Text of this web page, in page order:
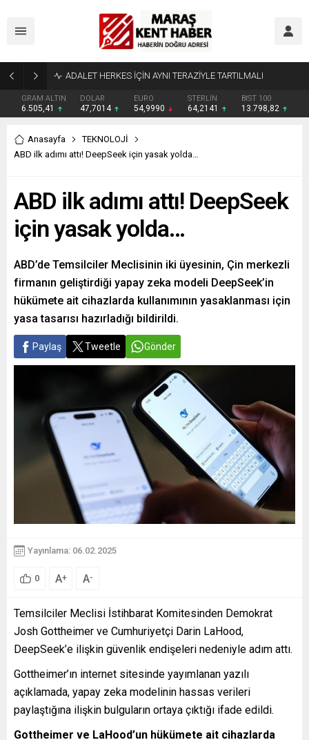
GRAM ALTIN
6.505,41
DOLAR
47,7014
EURO
54,9990
STERLİN
64,2141
BIST 100
13.798,82
Anasayfa
TEKNOLOJİ
ABD ilk adımı attı! DeepSeek için yasak yolda…
ABD ilk adımı attı! DeepSeek
için yasak yolda…
ABD’de Temsilciler Meclisinin iki üyesinin, Çin merkezli
firmanın geliştirdiği yapay zeka modeli DeepSeek’in
hükümete ait cihazlarda kullanımının yasaklanması için
yasa tasarısı hazırladığı bildirildi.
Paylaş Tweetle Gönder
Yayınlama: 06.02.2025
0 A+ A-
Temsilciler Meclisi İstihbarat Komitesinden Demokrat
Josh Gottheimer ve Cumhuriyetçi Darin LaHood,
DeepSeek’e ilişkin güvenlik endişeleri nedeniyle adım attı.
Gottheimer’ın internet sitesinde yayımlanan yazılı
açıklamada, yapay zeka modelinin hassas verileri
paylaştığına ilişkin bulguların ortaya çıktığı ifade edildi.
Gottheimer ve LaHood’un hükümete ait cihazlarda